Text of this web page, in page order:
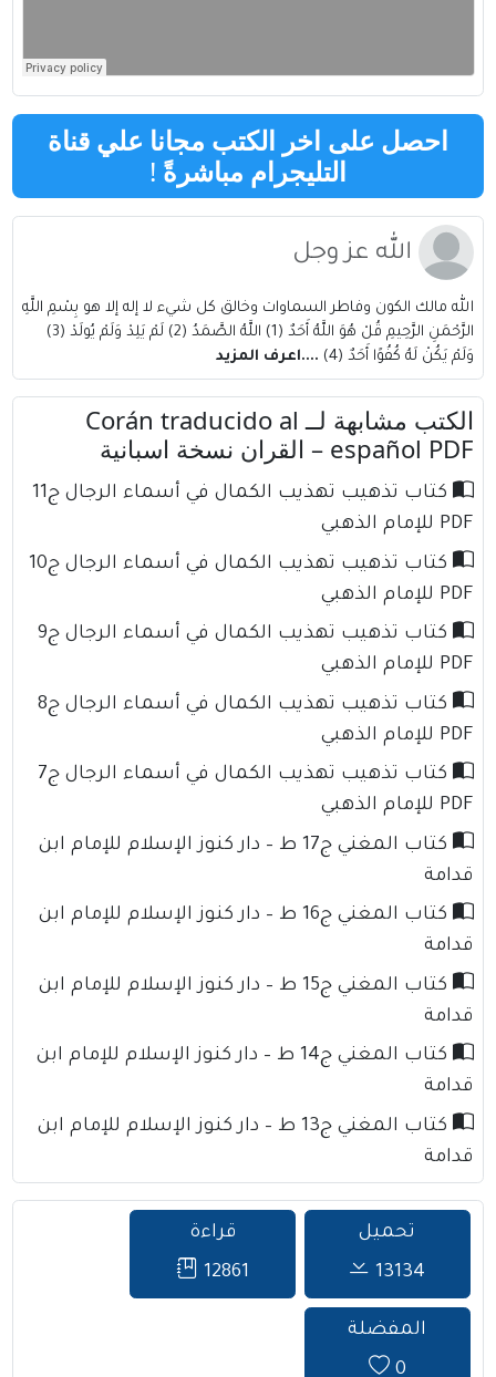
احصل على اخر الكتب مجانا علي قناة
التليجرام مباشرةً !
الله عز وجل
الله مالك الكون وفاطر السماوات وخالق كل شيء لا إله إلا هو بِسْمِ اللَّهِ
الرَّحْمَنِ الرَّحِيمِ قُلْ هُوَ اللَّهُ أَحَدٌ (1) اللَّهُ الصَّمَدُ (2) لَمْ يَلِدْ وَلَمْ يُولَدْ (3)
وَلَمْ يَكُنْ لَهُ كُفُوًا أَحَدٌ (4)
....اعرف المزيد
الكتب مشابهة لــ Corán traducido al
español PDF – القران نسخة اسبانية
كتاب تذهيب تهذيب الكمال في أسماء الرجال ج11
PDF للإمام الذهبي
كتاب تذهيب تهذيب الكمال في أسماء الرجال ج10
PDF للإمام الذهبي
كتاب تذهيب تهذيب الكمال في أسماء الرجال ج9
PDF للإمام الذهبي
كتاب تذهيب تهذيب الكمال في أسماء الرجال ج8
PDF للإمام الذهبي
كتاب تذهيب تهذيب الكمال في أسماء الرجال ج7
PDF للإمام الذهبي
كتاب المغني ج17 ط – دار كنوز الإسلام للإمام ابن
قدامة
كتاب المغني ج16 ط – دار كنوز الإسلام للإمام ابن
قدامة
كتاب المغني ج15 ط – دار كنوز الإسلام للإمام ابن
قدامة
كتاب المغني ج14 ط – دار كنوز الإسلام للإمام ابن
قدامة
كتاب المغني ج13 ط – دار كنوز الإسلام للإمام ابن
قدامة
تحميل
13134
قراءة
12861
المفضلة
0